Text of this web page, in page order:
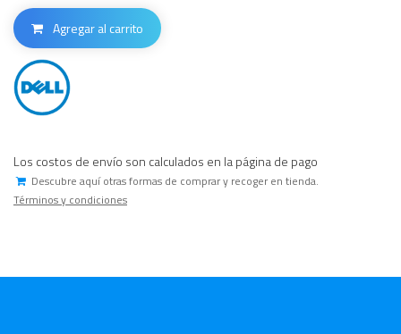
Agregar al carrito
Los costos de envío son calculados en la página de pago
Descubre aquí otras formas de comprar y recoger en tienda.
Términos y condiciones